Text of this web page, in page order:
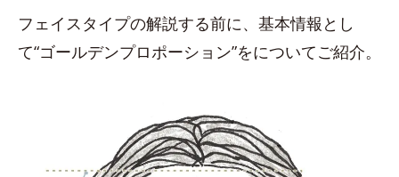
フェイスタイプの解説する前に、基本情報とし
て“ゴールデンプロポーション”をについてご紹介。